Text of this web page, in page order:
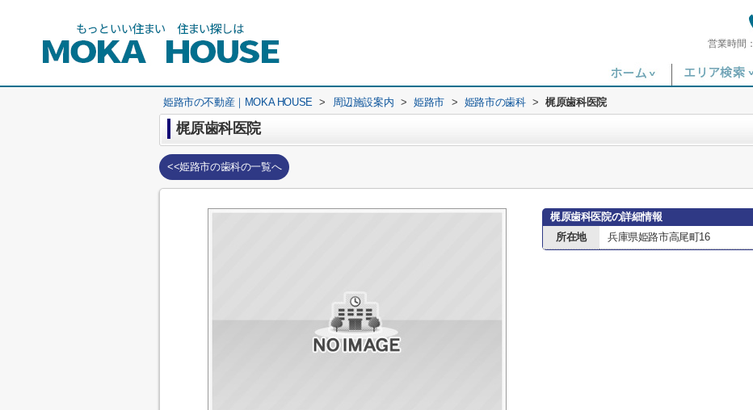
営業時間：
姫路市の不動産｜MOKA HOUSE > 周辺施設案内 > 姫路市 > 姫路市の歯科 > 梶原歯科医院
梶原歯科医院
<<姫路市の歯科の一覧へ
梶原歯科医院の詳細情報
所在地
兵庫県姫路市高尾町16